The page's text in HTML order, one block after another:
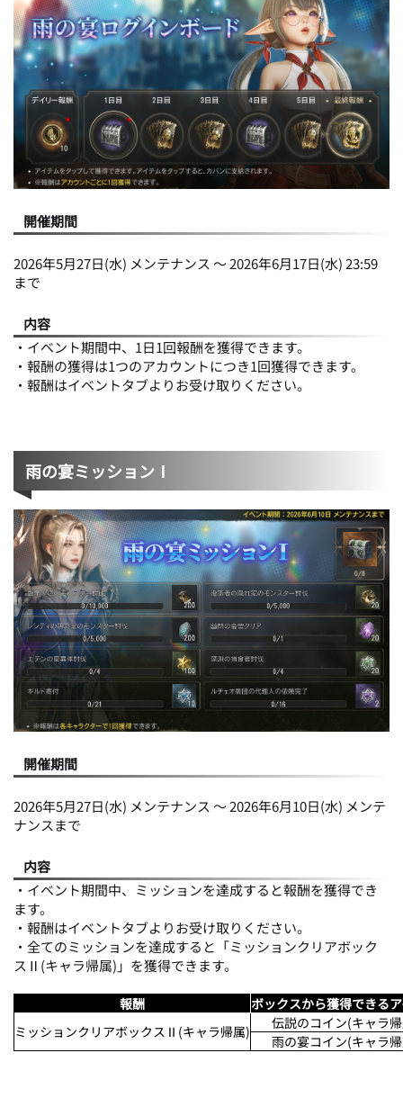
開催期間
2026年5月27日(水) メンテナンス ～ 2026年6月17日(水) 23:59
まで
内容
・イベント期間中、1日1回報酬を獲得できます。
・報酬の獲得は1つのアカウントにつき1回獲得できます。
・報酬はイベントタブよりお受け取りください。
雨の宴ミッションⅠ
開催期間
2026年5月27日(水) メンテナンス ～ 2026年6月10日(水) メンテ
ナンスまで
内容
・イベント期間中、ミッションを達成すると報酬を獲得でき
ます。
・報酬はイベントタブよりお受け取りください。
・全てのミッションを達成すると「ミッションクリアボック
スⅡ(キャラ帰属)」を獲得できます。
報酬
ボックスから獲得できる
ミッションクリアボックスⅡ(キャラ帰属)
伝説のコイン(キャラ
雨の宴コイン(キャラ